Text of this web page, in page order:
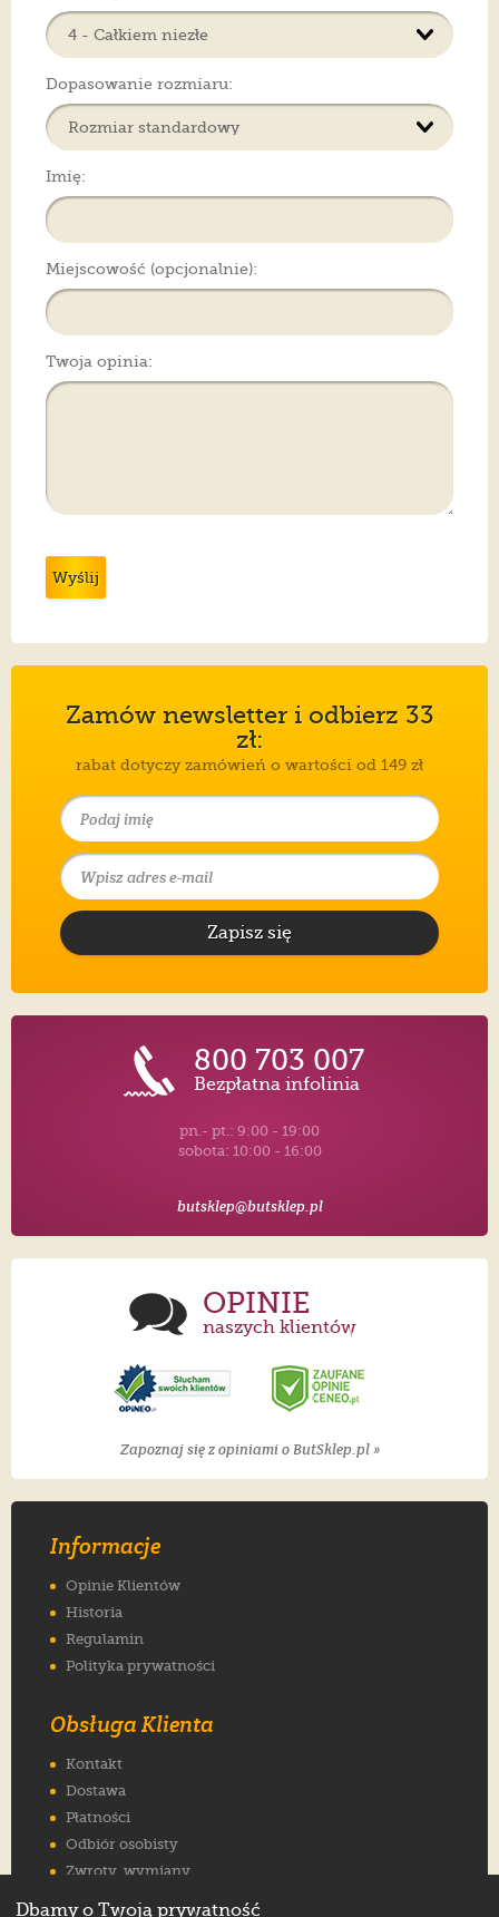
Dopasowanie rozmiaru:
Imię:
Miejscowość (opcjonalnie):
Twoja opinia:
Wyślij
Zamów newsletter i odbierz 33
zł:
rabat dotyczy zamówień o wartości od 149 zł
Zapisz się
800 703 007
Bezpłatna infolinia
pn.- pt.: 9:00 - 19:00
sobota: 10:00 - 16:00
butsklep@butsklep.pl
OPINIE
naszych klientów
Zapoznaj się z opiniami o ButSklep.pl »
Informacje
Opinie Klientów
Historia
Regulamin
Polityka prywatności
Obsługa Klienta
Kontakt
Dostawa
Płatności
Odbiór osobisty
Zwroty, wymiany
Dbamy o Twoją prywatność